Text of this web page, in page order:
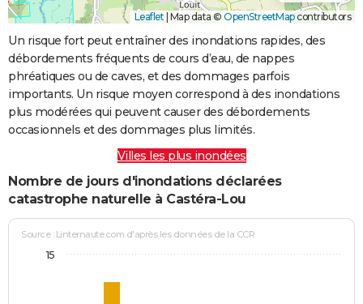
Leaflet| Map data © OpenStreetMapcontributors
Un risque fort peut entraîner des inondations rapides, des
débordements fréquents de cours d’eau, de nappes
phréatiques ou de caves, et des dommages parfois
importants. Un risque moyen correspond à des inondations
plus modérées qui peuvent causer des débordements
occasionnels et des dommages plus limités.
Villes les plus inondées
Nombre de jours d'inondations déclarées
catastrophe naturelle à Castéra-Lou
Source : Linternaute.com d'après les données de la CCR
15